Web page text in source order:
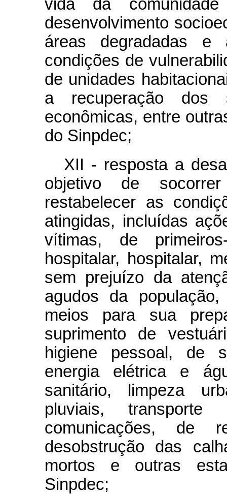
vida da
desenvolvimento
áreas degradadas
condições de
de unidades
a recuperação dos
econômicas, entre
do Sinpdec;
XII - resposta a
objetivo de
restabelecer as
atingidas, incluídas
vítimas, de
hospitalar, hospitalar,
sem prejuízo da
agudos da
meios para sua
suprimento de
higiene pessoal, de
energia elétrica e
sanitário, limpeza
pluviais, transporte
comunicações, de
desobstrução das
mortos e outras
Sinpdec;